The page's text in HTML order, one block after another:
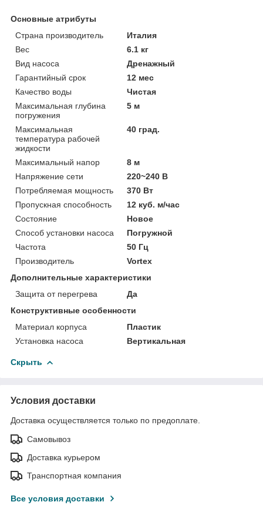
Основные атрибуты
Страна производитель
Италия
Вес
6.1 кг
Вид насоса
Дренажный
Гарантийный срок
12 мес
Качество воды
Чистая
Максимальная глубина
погружения
5 м
Максимальная
температура рабочей
жидкости
40 град.
Максимальный напор
8 м
Напряжение сети
220~240 В
Потребляемая мощность
370 Вт
Пропускная способность
12 куб. м/час
Состояние
Новое
Способ установки насоса
Погружной
Частота
50 Гц
Производитель
Vortex
Дополнительные характеристики
Защита от перегрева
Да
Конструктивные особенности
Материал корпуса
Пластик
Установка насоса
Вертикальная
Скрыть
Условия доставки
Доставка осуществляется только по предоплате.
Самовывоз
Доставка курьером
Транспортная компания
Все условия доставки